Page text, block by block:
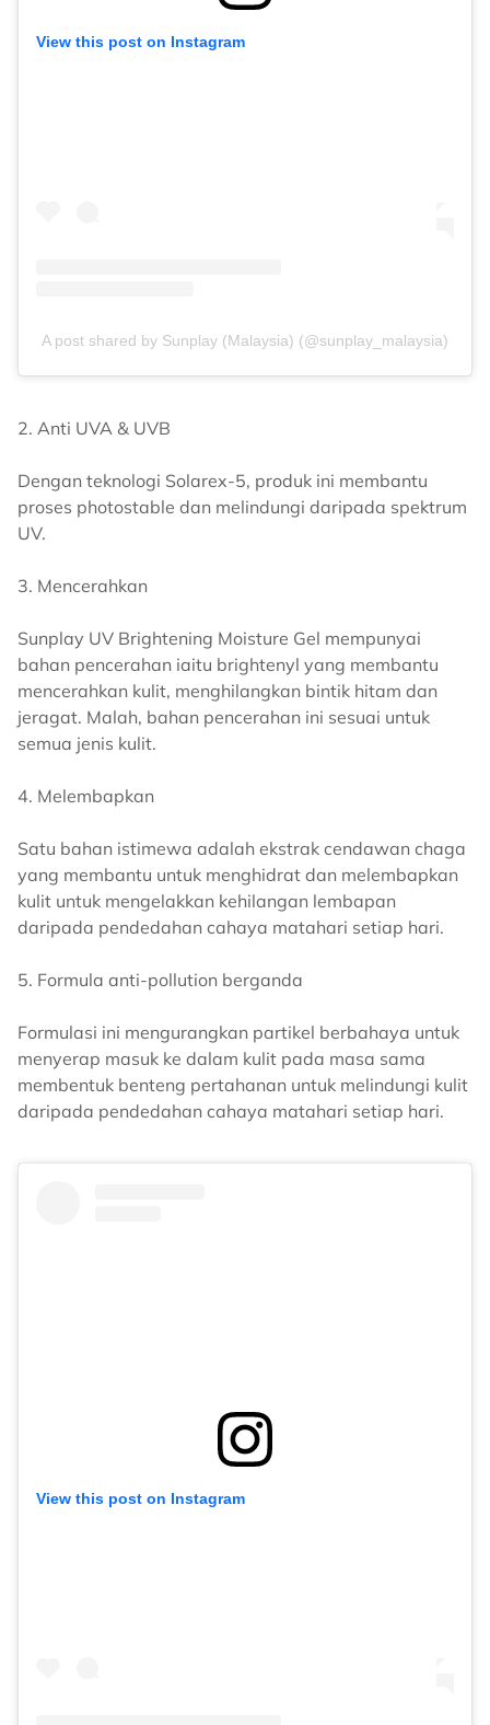
View this post on Instagram
A post shared by Sunplay (Malaysia) (@sunplay_malaysia)
2. Anti UVA & UVB
Dengan teknologi Solarex-5, produk ini membantu
proses photostable dan melindungi daripada spektrum
UV.
3. Mencerahkan
Sunplay UV Brightening Moisture Gel mempunyai
bahan pencerahan iaitu brightenyl yang membantu
mencerahkan kulit, menghilangkan bintik hitam dan
jeragat. Malah, bahan pencerahan ini sesuai untuk
semua jenis kulit.
4. Melembapkan
Satu bahan istimewa adalah ekstrak cendawan chaga
yang membantu untuk menghidrat dan melembapkan
kulit untuk mengelakkan kehilangan lembapan
daripada pendedahan cahaya matahari setiap hari.
5. Formula anti-pollution berganda
Formulasi ini mengurangkan partikel berbahaya untuk
menyerap masuk ke dalam kulit pada masa sama
membentuk benteng pertahanan untuk melindungi kulit
daripada pendedahan cahaya matahari setiap hari.
View this post on Instagram